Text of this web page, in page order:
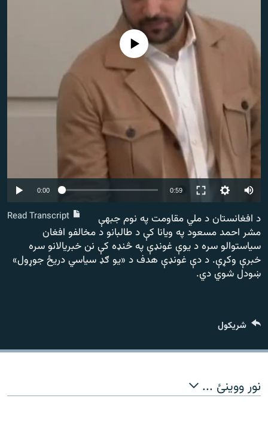
دري پاڼه
Azadi English
راسره ملګري شئ
د ازادې اروپا/ ازادي راډيو ټولې پاڼې
No media source currently available
0:00 0:59
480p
720p
Read Transcript
د افغانستان د ملي مقاومت په نوم جبهې
مشر احمد مسعود په ويانا کې د طالبانو د مخالفو افغان
سياستوالو سره د يوې غونډې په څنډه کې نن خبريالانو سره
خبرې وکړې. د دې غونډې هدف د «يو ګډ سياسي دريځ جوړول»
ښودل شوي دي.
شريکول
نور ووینئ ...